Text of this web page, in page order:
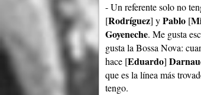
- Un referente solo no
[Rodríguez] yPablo [
Goyeneche. Me gusta
gusta la Bossa Nova:
hace [Eduardo]
que es la línea más
tengo.